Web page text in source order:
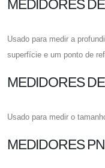
MEDIDORES
Usado para medir a
superfície e um ponto de
MEDIDORES
Usado para medir o
MEDIDORES